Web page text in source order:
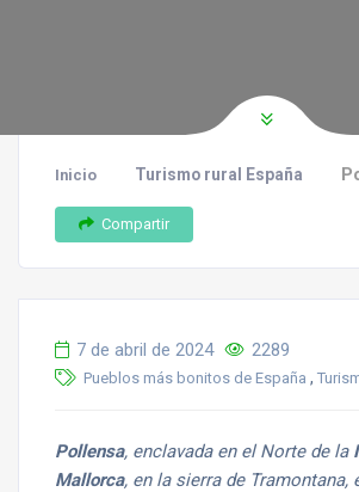
Inicio Turismo rural España
Compartir
7 de abril de 2024 2289
Pueblos más bonitos de España ,
Pollensa, enclavada en el Norte de la
Mallorca, en la sierra de Tramontana,